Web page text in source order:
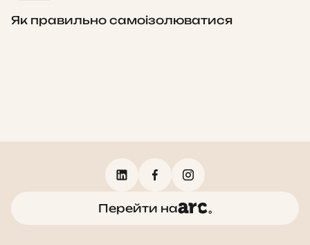
Як правильно самоізолюватися
Перейти на